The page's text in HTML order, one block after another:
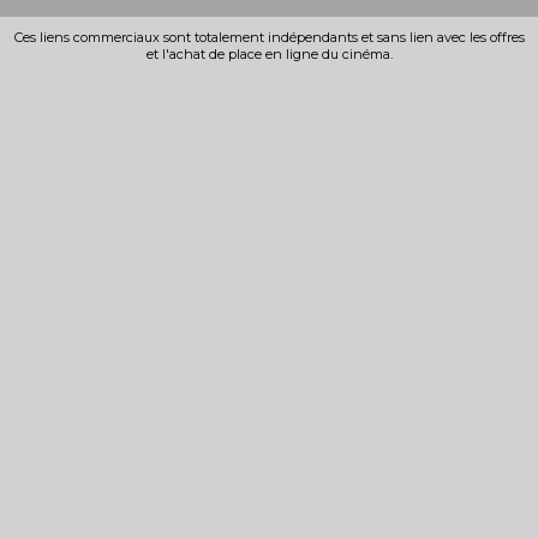
Ces liens commerciaux sont totalement indépendants et sans lien avec les offres
et l'achat de place en ligne du cinéma.